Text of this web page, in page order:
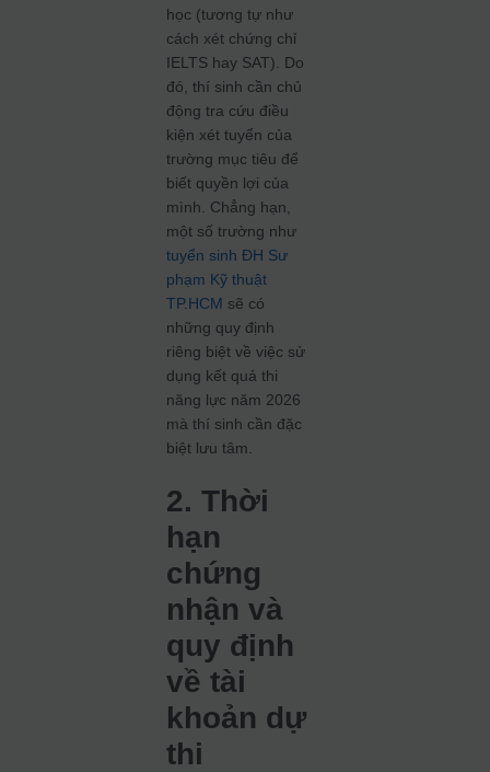
học (tương tự như
cách xét chứng chỉ
IELTS hay SAT). Do
đó, thí sinh cần chủ
động tra cứu điều
kiện xét tuyển của
trường mục tiêu để
biết quyền lợi của
mình. Chẳng hạn,
một số trường như
tuyển sinh ĐH Sư
phạm Kỹ thuật
TP.HCM sẽ có
những quy định
riêng biệt về việc sử
dụng kết quả thi
năng lực năm 2026
mà thí sinh cần đặc
biệt lưu tâm.
2. Thời
hạn
chứng
nhận và
quy định
về tài
khoản dự
thi